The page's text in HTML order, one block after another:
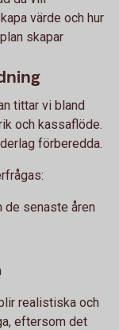
värde och hur
skapar
tittar vi bland
och kassaflöde.
förberedda.
de senaste åren
realistiska och
eftersom det